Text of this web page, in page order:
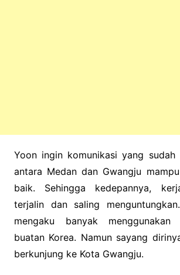
Yoon ingin komunikasi yang sudah
antara Medan dan Gwangju
baik. Sehingga kedepannya,
terjalin dan saling
mengaku banyak menggunakan
buatan Korea. Namun sayang
berkunjung ke Kota Gwangju.